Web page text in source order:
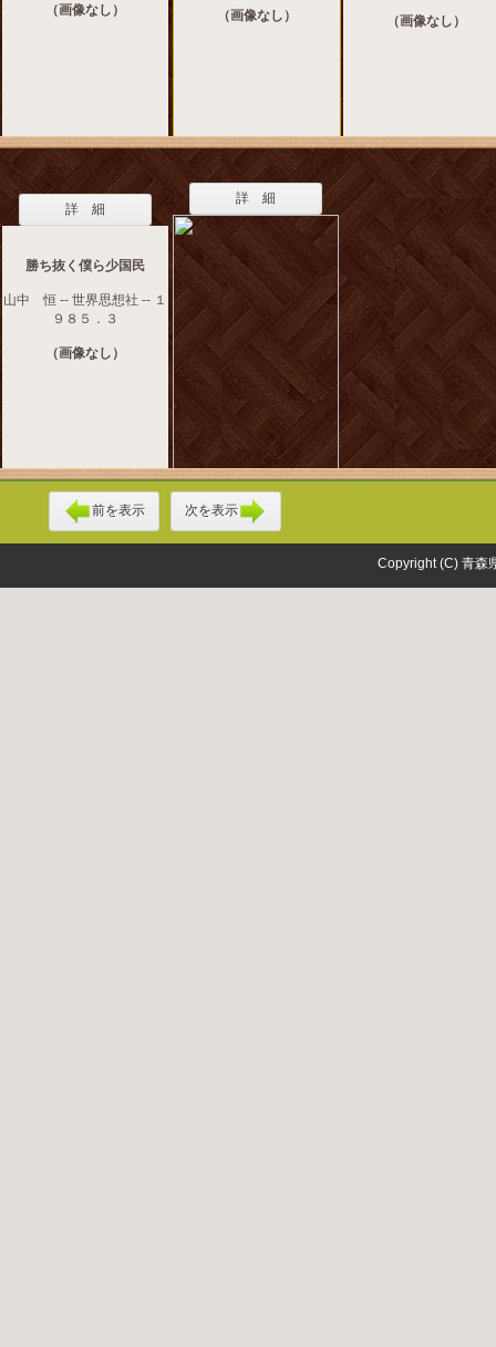
（画像なし） （画像なし） （画像なし）
詳 細
勝ち抜く僕ら少国民
山中 恒 -- 世界思想社 -- １
９８５．３
（画像なし）
詳 細
前を表示 次を表示
Copyright (C) 青森